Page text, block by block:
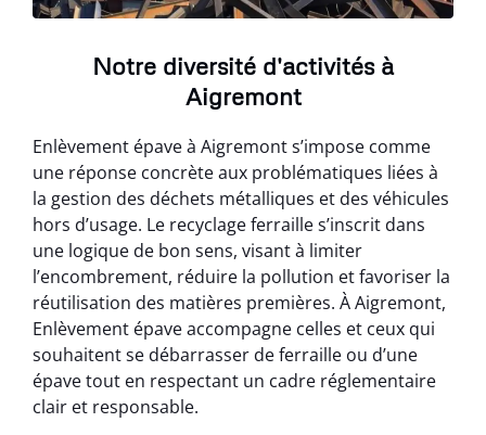
Notre diversité d'activités à
Aigremont
Enlèvement épave à Aigremont s’impose comme
une réponse concrète aux problématiques liées à
la gestion des déchets métalliques et des véhicules
hors d’usage. Le recyclage ferraille s’inscrit dans
une logique de bon sens, visant à limiter
l’encombrement, réduire la pollution et favoriser la
réutilisation des matières premières. À Aigremont,
Enlèvement épave accompagne celles et ceux qui
souhaitent se débarrasser de ferraille ou d’une
épave tout en respectant un cadre réglementaire
clair et responsable.